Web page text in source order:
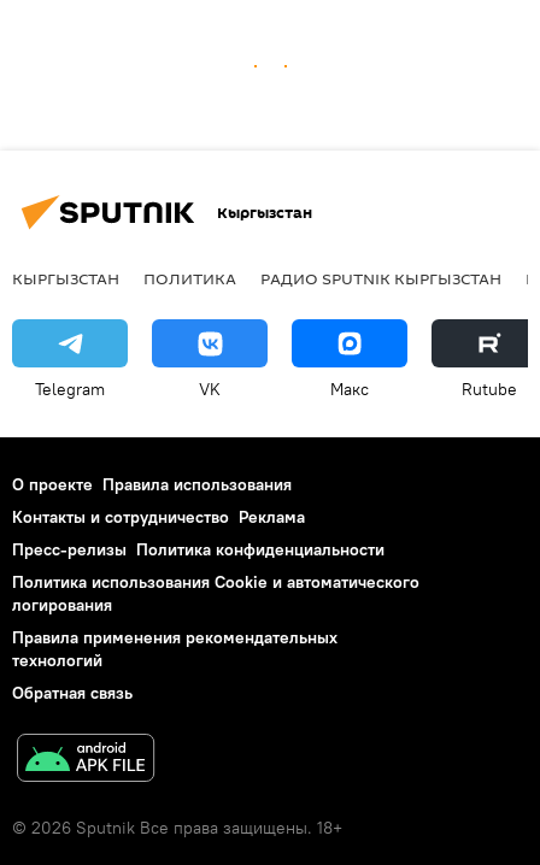
Кыргызстан
КЫРГЫЗСТАН ПОЛИТИКА РАДИО SPUTNIK КЫРГЫЗСТАН
Telegram VK Макс Rutube
О проекте Правила использования
Контакты и сотрудничество Реклама
Пресс-релизы Политика конфиденциальности
Политика использования Cookie и автоматического
логирования
Правила применения рекомендательных
технологий
Обратная связь
© 2026 Sputnik Все права защищены. 18+